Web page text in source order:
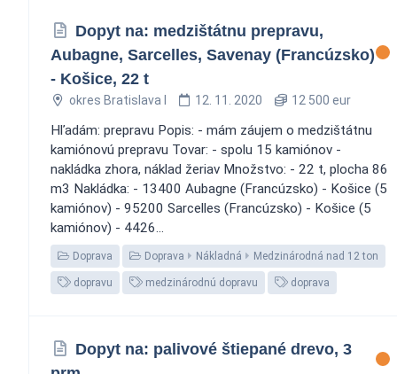
Dopyt na: medzištátnu prepravu,
Aubagne, Sarcelles, Savenay (Francúzsko)
- Košice, 22 t
okres Bratislava I 12. 11. 2020 12 500 eur
Hľadám: prepravu Popis: - mám záujem o medzištátnu
kamiónovú prepravu Tovar: - spolu 15 kamiónov -
nakládka zhora, náklad žeriav Množstvo: - 22 t, plocha 86
m3 Nakládka: - 13400 Aubagne (Francúzsko) - Košice (5
kamiónov) - 95200 Sarcelles (Francúzsko) - Košice (5
kamiónov) - 4426...
Doprava Doprava Nákladná Medzinárodná nad 12 ton
dopravu medzinárodnú dopravu doprava
Dopyt na: palivové štiepané drevo, 3